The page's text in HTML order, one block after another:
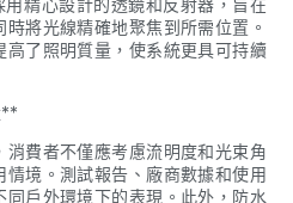
將光線精確地聚焦到所需位置。
了照明質量，使系統更具可持續
**
費者不僅應考慮流明度和光束角
境。測試報告、廠商數據和使用
戶外環境下的表現。此外，防水